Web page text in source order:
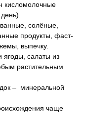
кисломолочные
солёные,
продукты, фаст-
выпечку.
салаты из
растительным
– минеральной
чаще